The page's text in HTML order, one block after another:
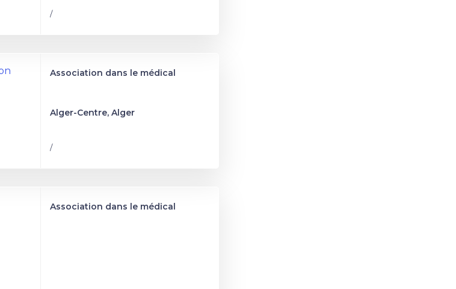
/
Association dans le médical
Alger-Centre, Alger
/
Association dans le médical